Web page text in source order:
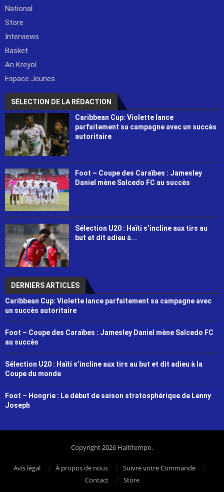
National
Store
Interviews
Basket
An Kreyol
Espace Jeunes
SÉLECTION DE LA RÉDACTION
Caribbean Cup: Violette lance
parfaitement sa campagne avec un succès
autoritaire
Foot – Coupe des Caraïbes : Jamesley
Daniel mène Salcedo FC au succès
Sélection U20 : Haïti s’incline aux tirs au
but et dit adieu à...
DERNIERS ARTICLES
Caribbean Cup: Violette lance parfaitement sa campagne avec
un succès autoritaire
Foot – Coupe des Caraïbes : Jamesley Daniel mène Salcedo FC
au succès
Sélection U20 : Haïti s’incline aux tirs au but et dit adieu à la
Coupe du monde
Foot – Hongrie : Le début de saison stratosphérique de Lenny
Joseph
Copyright 2026 Haititempo.
Avis légal À propos de nous
Suivre votre Commande
Contact
Store